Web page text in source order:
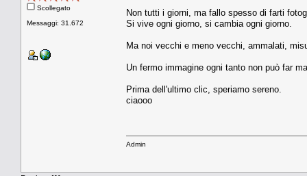
Scollegato
Messaggi: 31.672
Non tutti i giorni, ma fallo spesso di farti
Si vive ogni giorno, si cambia ogni giorno.
Ma noi vecchi e meno vecchi, ammalati,
Un fermo immagine ogni tanto non può far
Prima dell'ultimo clic, speriamo sereno.
ciaooo
Admin